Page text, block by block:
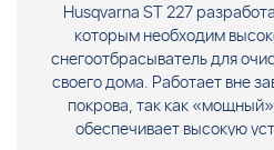
Husqvarna ST 227
которым необходим
снегоотбрасыватель для
своего дома. Работает вне
покрова, так как
обеспечивает высокую